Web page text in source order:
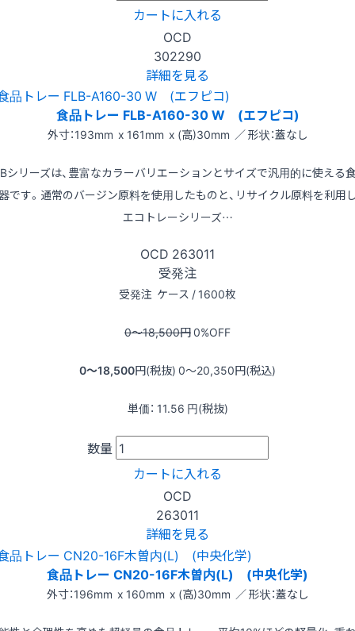
カートに入れる
OCD
302290
詳細を見る
食品トレー FLB-A160-30 W (エフピコ)
外寸：193mm x 161mm x (高)30mm ／ 形状：蓋なし
シリーズは、豊富なカラーバリエーションとサイズで汎用的に使える
です。通常のバージン原料を使用したものと、リサイクル原料を利用
エコトレーシリーズ…
OCD 263011
受発注
受発注 ケース / 1600枚
0〜18,500円0%OFF
0〜18,500円(税抜) 0〜20,350円(税込)
単価： 11.56 円(税抜)
数量
カートに入れる
OCD
263011
詳細を見る
食品トレー CN20-16F木曽内(L) (中央化学)
外寸：196mm x 160mm x (高)30mm ／ 形状：蓋なし